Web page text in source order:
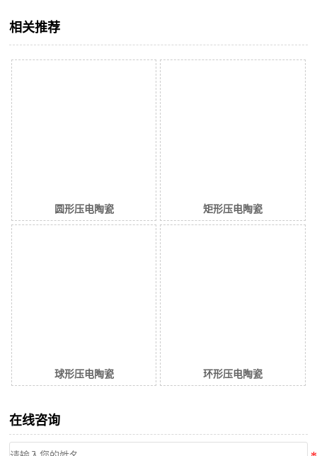
相关推荐
圆形压电陶瓷 矩形压电陶瓷
球形压电陶瓷 环形压电陶瓷
在线咨询